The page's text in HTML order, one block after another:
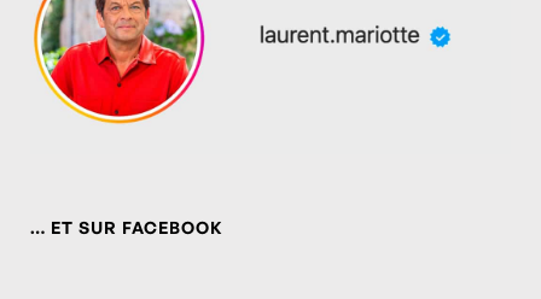
… ET SUR FACEBOOK